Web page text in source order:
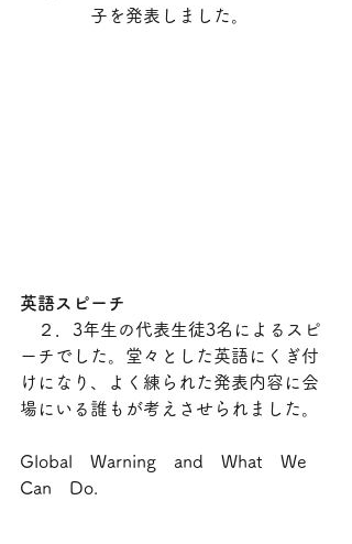
子を発表しました。
英語スピーチ
２．3年生の代表生徒3名によるスピ
ーチでした。堂々とした英語にくぎ付
けになり、よく練られた発表内容に会
場にいる誰もが考えさせられました。
Global　Warning　and　What　We
Can　Do.